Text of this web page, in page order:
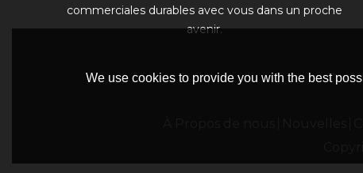
commerciales durables avec vous dans un proche
avenir.
We use cookies to provide you with the best